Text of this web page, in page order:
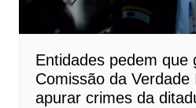
Entidades pedem que
Comissão da
apurar crimes da